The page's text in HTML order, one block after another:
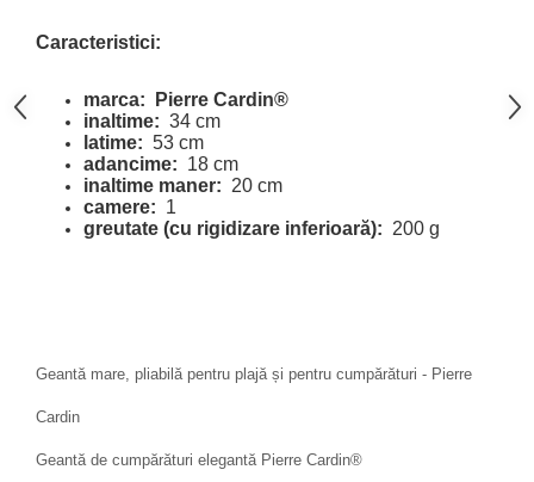
Caracteristici:
marca:
Pierre Cardin®
inaltime: 34 cm
latime: 53 cm
adancime: 18 cm
inaltime maner: 20 cm
camere: 1
greutate (cu rigidizare inferioară): 200 g
Geantă mare, pliabilă pentru plajă și pentru cumpărături - Pierre
Cardin
Geantă de cumpărături elegantă Pierre Cardin®